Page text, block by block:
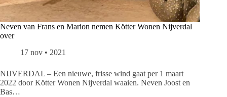
Neven van Frans en Marion nemen Kötter Wonen Nijverdal
over
17 nov • 2021
NIJVERDAL – Een nieuwe, frisse wind gaat per 1 maart
2022 door Kötter Wonen Nijverdal waaien. Neven Joost en
Bas…